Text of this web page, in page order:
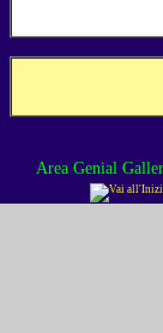
Area Genial